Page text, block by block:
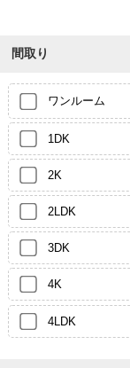
間取り
ワンルーム
1DK
2K
2LDK
3DK
4K
4LDK